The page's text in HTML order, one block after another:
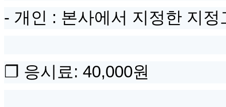
- 개인 : 본사에서 지정한 지
❐ 응시료 : 40,000원